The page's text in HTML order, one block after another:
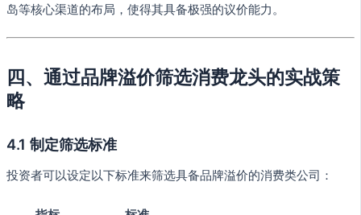
岛等核心渠道的布局，使得其具备极强的议价能力。
四、通过品牌溢价筛选消费龙头的实战策
略
4.1 制定筛选标准
投资者可以设定以下标准来筛选具备品牌溢价的消费类公司：